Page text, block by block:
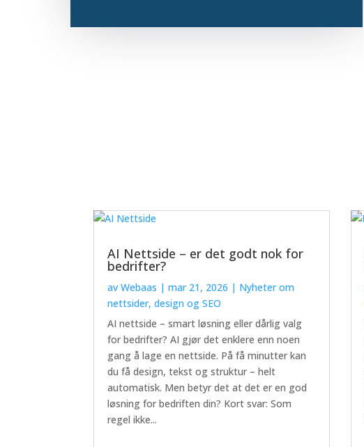
AI Nettside – er det godt nok for
bedrifter?
avWebaas |mar 21, 2026 | Nyheter om
nettsider, design og SEO
AI nettside – smart løsning eller dårlig valg
for bedrifter? AI gjør det enklere enn noen
gang å lage en nettside. På få minutter kan
du få design, tekst og struktur – helt
automatisk. Men betyr det at det er en god
løsning for bedriften din? Kort svar: Som
regel ikke...